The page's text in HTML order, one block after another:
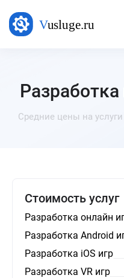
Средние цены на услуги
Стоимость услуг
Разработка онлайн
Разработка Android
Разработка iOS игр
Разработка VR игр